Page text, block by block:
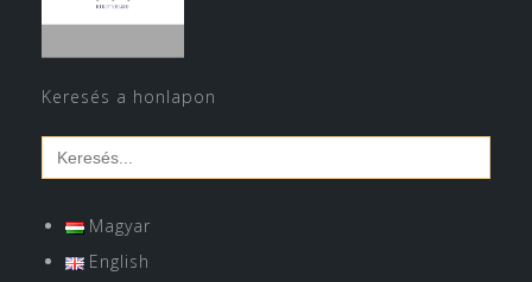
Keresés a honlapon
Search
for:
Magyar
English